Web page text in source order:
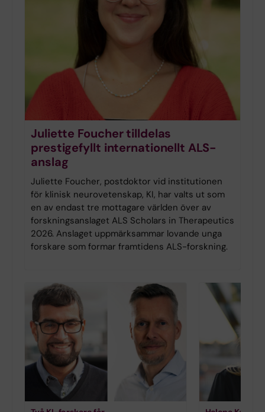
Juliette Foucher tilldelas
prestigefyllt internationellt ALS-
anslag
Juliette Foucher, postdoktor vid institutionen
för klinisk neurovetenskap, KI, har valts ut som
en av endast tre mottagare världen över av
forskningsanslaget ALS Scholars in Therapeutics
2026. Anslaget uppmärksammar lovande unga
forskare som formar framtidens ALS-forskning.